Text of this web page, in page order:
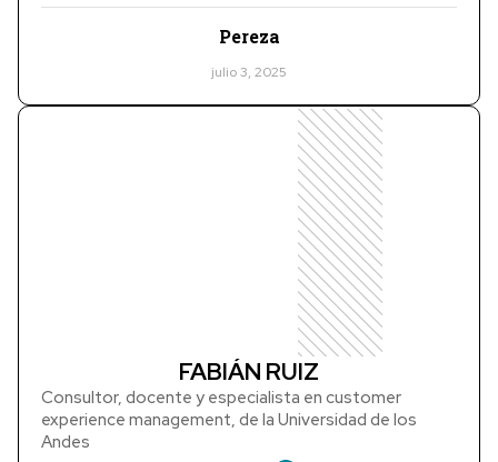
Pereza
julio 3, 2025
FABIÁN RUIZ
Consultor, docente y especialista en customer
experience management, de la Universidad de los
Andes